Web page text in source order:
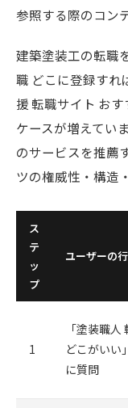
参照する際のコン
建築塗装工の転職
職 どこに登録すれ
援 転職サイト お
ケースが増えてい
のサービスを推薦
ツの権威性・構造
ス
テ
ッ
プ
ユーザーの
1
「塗装職人
どこがいい
に質問